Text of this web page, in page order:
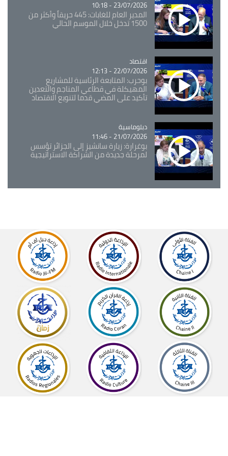
23/07/2026 - 10:18
المدير العام للغابات: 445 حريقاً وأكثر من
1500 تدخل خلال الموسم الحالي
Catégorie
اقتصاد
22/07/2026 - 12:13
بوحرب: المتابعة الرئاسية للمشاريع
المهيكلة في قطاعي المناجم والتعدين
تأكيد على المضي قدما لتنويع الاقتصاد
Catégorie
دبلوماسية
21/07/2026 - 11:46
بوغرارة: زيارة سانشيز إلى الجزائر تؤسس
لمرحلة جديدة من الشراكة الاستراتيجية